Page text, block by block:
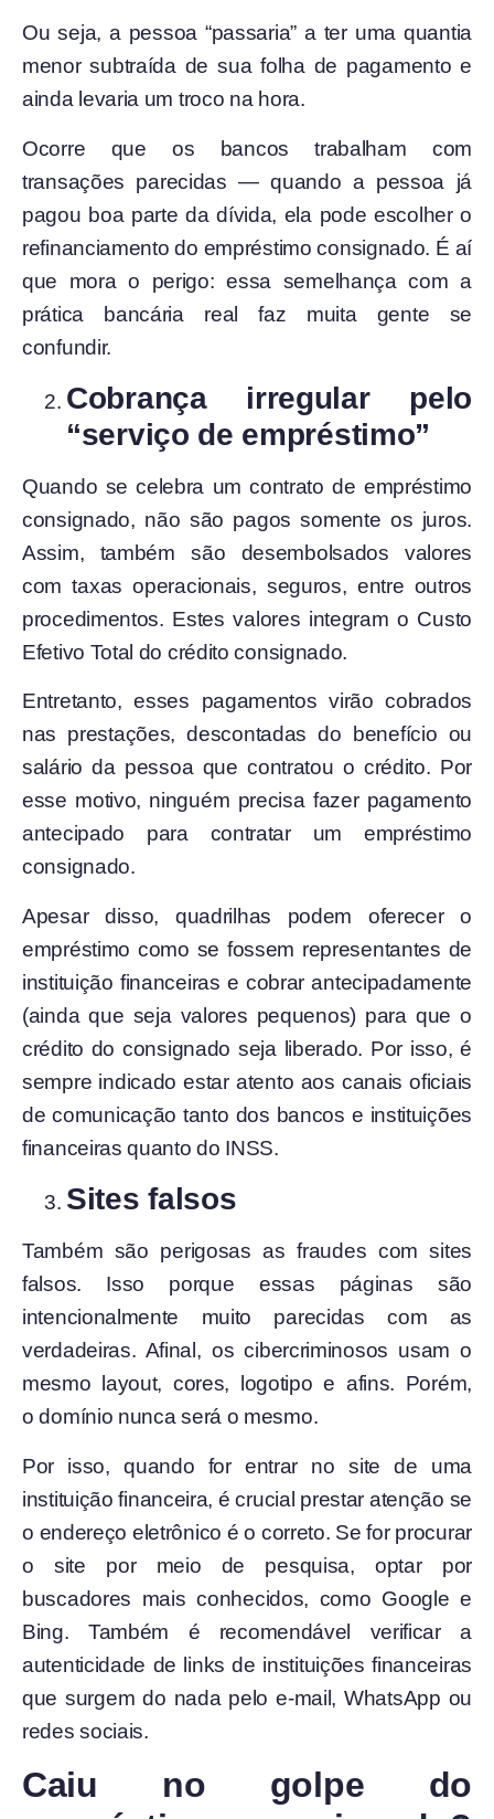
Ou seja, a pessoa “passaria” a ter uma quantia
menor subtraída de sua folha de pagamento e
ainda levaria um troco na hora.
Ocorre que os bancos trabalham com
transações parecidas — quando a pessoa já
pagou boa parte da dívida, ela pode escolher o
refinanciamento do empréstimo consignado. É aí
que mora o perigo: essa semelhança com a
prática bancária real faz muita gente se
confundir.
Cobrança irregular pelo
“serviço de empréstimo”
Quando se celebra um contrato de empréstimo
consignado, não são pagos somente os juros.
Assim, também são desembolsados valores
com taxas operacionais, seguros, entre outros
procedimentos. Estes valores integram o Custo
Efetivo Total do crédito consignado.
Entretanto, esses pagamentos virão cobrados
nas prestações, descontadas do benefício ou
salário da pessoa que contratou o crédito. Por
esse motivo, ninguém precisa fazer pagamento
antecipado para contratar um empréstimo
consignado.
Apesar disso, quadrilhas podem oferecer o
empréstimo como se fossem representantes de
instituição financeiras e cobrar antecipadamente
(ainda que seja valores pequenos) para que o
crédito do consignado seja liberado. Por isso, é
sempre indicado estar atento aos canais oficiais
de comunicação tanto dos bancos e instituições
financeiras quanto do INSS.
Sites falsos
Também são perigosas as fraudes com sites
falsos. Isso porque essas páginas são
intencionalmente muito parecidas com as
verdadeiras. Afinal, os cibercriminosos usam o
mesmo layout, cores, logotipo e afins. Porém,
o domínio nunca será o mesmo.
Por isso, quando for entrar no site de uma
instituição financeira, é crucial prestar atenção se
o endereço eletrônico é o correto. Se for procurar
o site por meio de pesquisa, optar por
buscadores mais conhecidos, como Google e
Bing. Também é recomendável verificar a
autenticidade de links de instituições financeiras
que surgem do nada pelo e-mail, WhatsApp ou
redes sociais.
Caiu no golpe do